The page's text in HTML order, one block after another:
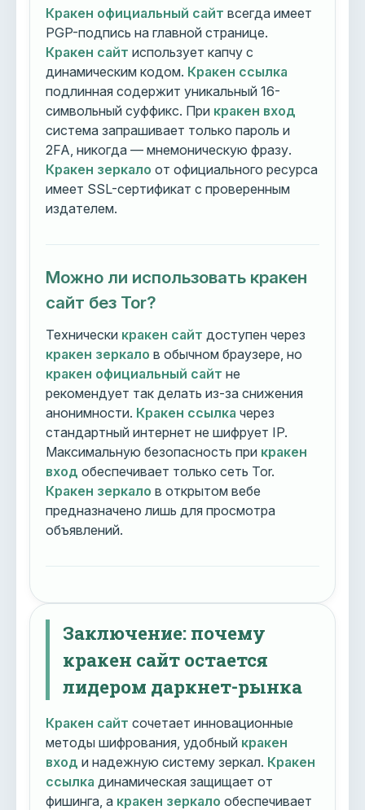
Кракен официальный сайт всегда имеет
PGP-подпись на главной странице.
Кракен сайт использует капчу с
динамическим кодом. Кракен ссылка
подлинная содержит уникальный 16-
символьный суффикс. При кракен вход
система запрашивает только пароль и
2FA, никогда — мнемоническую фразу.
Кракен зеркало от официального ресурса
имеет SSL-сертификат с проверенным
издателем.
Можно ли использовать кракен
сайт без Tor?
Технически кракен сайт доступен через
кракен зеркало в обычном браузере, но
кракен официальный сайт не
рекомендует так делать из-за снижения
анонимности. Кракен ссылка через
стандартный интернет не шифрует IP.
Максимальную безопасность при кракен
вход обеспечивает только сеть Tor.
Кракен зеркало в открытом вебе
предназначено лишь для просмотра
объявлений.
Заключение: почему
кракен сайт остается
лидером даркнет-рынка
Кракен сайт сочетает инновационные
методы шифрования, удобный кракен
вход и надежную систему зеркал. Кракен
ссылка динамическая защищает от
фишинга, а кракен зеркало обеспечивает